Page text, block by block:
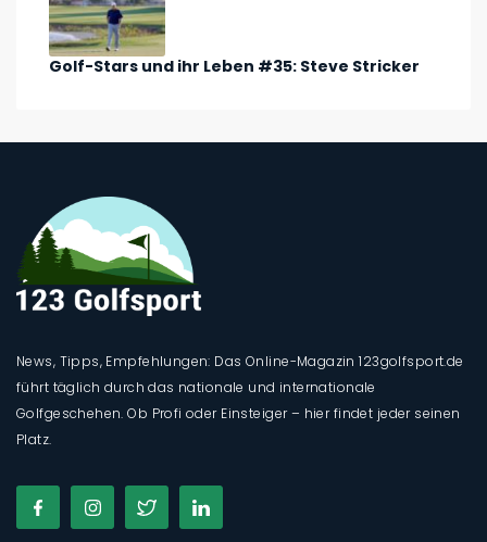
Golf-Stars und ihr Leben #35: Steve Stricker
News, Tipps, Empfehlungen: Das Online-Magazin 123golfsport.de
führt täglich durch das nationale und internationale
Golfgeschehen. Ob Profi oder Einsteiger – hier findet jeder seinen
Platz.